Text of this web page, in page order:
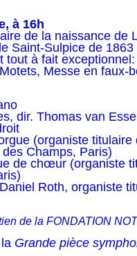
à 16h
de la naissance de
Saint-Sulpice de
tout à fait
Messe en faux-
dir. Thomas van
(organiste titulaire
Champs, Paris)
de chœur (organiste
Roth, organiste
de la FONDATION
Grande pièce